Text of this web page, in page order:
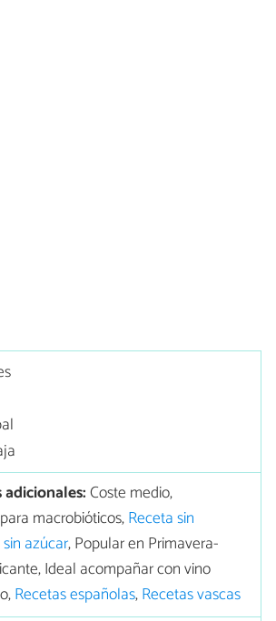
Coste medio,
macrobióticos,Receta sin
azúcar, Popular en Primavera-
Ideal acompañar con vino
Recetas españolas,Recetas vascas